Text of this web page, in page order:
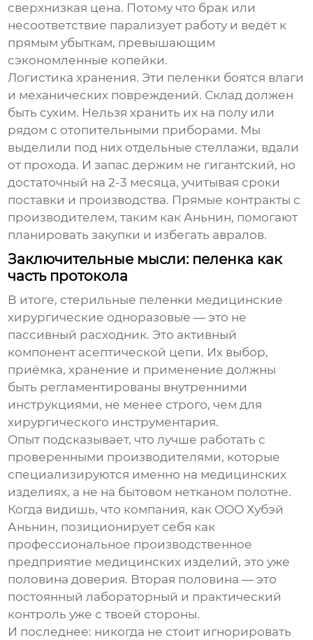
сверхнизкая цена. Потому что брак или
несоответствие парализует работу и ведёт к
прямым убыткам, превышающим
сэкономленные копейки.
Логистика хранения. Эти пеленки боятся влаги
и механических повреждений. Склад должен
быть сухим. Нельзя хранить их на полу или
рядом с отопительными приборами. Мы
выделили под них отдельные стеллажи, вдали
от прохода. И запас держим не гигантский, но
достаточный на 2-3 месяца, учитывая сроки
поставки и производства. Прямые контракты с
производителем, таким какАньнин, помогают
планировать закупки и избегать авралов.
Заключительные мысли: пеленка как
часть протокола
В итоге, стерильные пеленки медицинские
хирургические одноразовые — это не
пассивный расходник. Это активный
компонент асептической цепи. Их выбор,
приёмка, хранение и применение должны
быть регламентированы внутренними
инструкциями, не менее строго, чем для
хирургического инструментария.
Опыт подсказывает, что лучше работать с
проверенными производителями, которые
специализируются именно на медицинских
изделиях, а не на бытовом нетканом полотне.
Когда видишь, что компания, как ООО Хубэй
Аньнин, позиционирует себя как
профессиональное производственное
предприятие медицинских изделий, это уже
половина доверия. Вторая половина — это
постоянный лабораторный и практический
контроль уже с твоей стороны.
И последнее: никогда не стоит игнорировать